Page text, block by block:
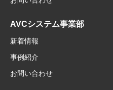
AVCシステム事業部
新着情報
事例紹介
お問い合わせ